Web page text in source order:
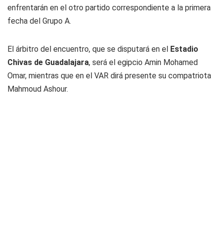
enfrentarán en el otro partido correspondiente a la primera
fecha del Grupo A.
El árbitro del encuentro, que se disputará en el
Estadio
Chivas de Guadalajara, será el egipcio Amin Mohamed
Omar, mientras que en el VAR dirá presente su compatriota
Mahmoud Ashour.